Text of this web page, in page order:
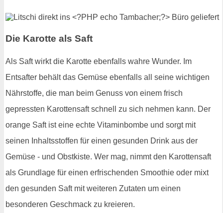
Die Karotte als Saft
Als Saft wirkt die Karotte ebenfalls wahre Wunder. Im
Entsafter behält das Gemüse ebenfalls all seine wichtigen
Nährstoffe, die man beim Genuss von einem frisch
gepressten Karottensaft schnell zu sich nehmen kann. Der
orange Saft ist eine echte Vitaminbombe und sorgt mit
seinen Inhaltsstoffen für einen gesunden Drink aus der
Gemüse - und Obstkiste. Wer mag, nimmt den Karottensaft
als Grundlage für einen erfrischenden Smoothie oder mixt
den gesunden Saft mit weiteren Zutaten um einen
besonderen Geschmack zu kreieren.